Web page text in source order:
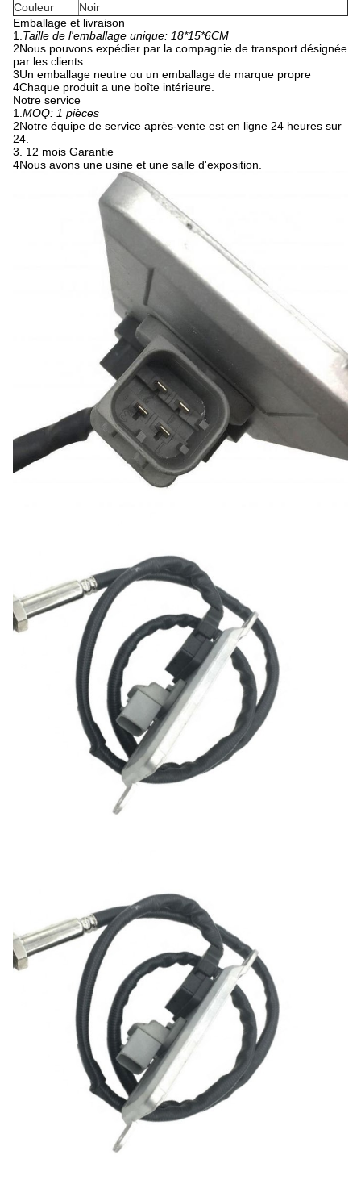
Couleur
Noir
Emballage et livraison
1. Taille de l'emballage unique: 18*15*6CM
2Nous pouvons expédier par la compagnie de transport désignée
par les clients.
3Un emballage neutre ou un emballage de marque propre
4Chaque produit a une boîte intérieure.
Notre service
1. MOQ: 1 pièces
2Notre équipe de service après-vente est en ligne 24 heures sur
24.
3. 12 mois Garantie
4Nous avons une usine et une salle d'exposition.